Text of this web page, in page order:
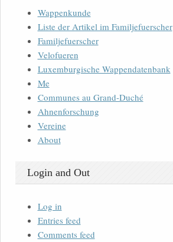
Wappenkunde
Liste der Artikel im Familjefuerscher
Familjefuerscher
Velofueren
Luxemburgische Wappendatenbank
Me
Communes au Grand-Duché
Ahnenforschung
Vereine
About
Login and Out
Log in
Entries feed
Comments feed